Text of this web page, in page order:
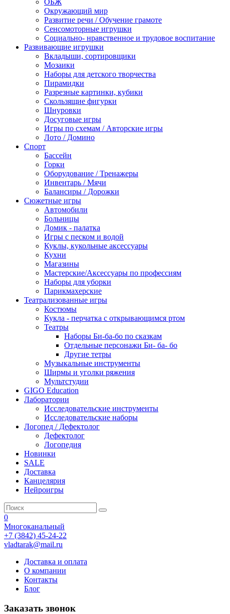
ОБЖ
Окружающий мир
Развитие речи / Обучение грамоте
Сенсомоторные игрушки
Социально- нравственное и трудовое воспитание
Развивающие игрушки
Вкладыши, сортировщики
Мозаики
Наборы для детского творчества
Пирамидки
Разрезные картинки, кубики
Скользящие фигурки
Шнуровки
Досуговые игры
Игры по схемам / Авторские игры
Лото / Домино
Спорт
Бассейн
Горки
Оборудование / Тренажеры
Инвентарь / Мячи
Балансиры / Дорожки
Сюжетные игры
Автомобили
Больницы
Домик - палатка
Игры с песком и водой
Куклы, кукольные аксессуары
Кухни
Магазины
Мастерские/Аксессуары по профессиям
Наборы для уборки
Парикмахерские
Театрализованные игры
Костюмы
Кукла - перчатка с открывающимся ртом
Театры
Наборы Би-ба-бо по сказкам
Отдельные персонажи Би- ба- бо
Другие тетры
Музыкальные инструменты
Ширмы и уголки ряжения
Мультстудии
GIGO Education
Лаборатории
Исследовательские инструменты
Исследовательские наборы
Логопед / Дефектолог
Дефектолог
Логопедия
Новинки
SALE
Доставка
Канцелярия
Нейроигры
0
Многоканальный
+7 (3842) 45-24-22
vladtarak@mail.ru
Доставка и оплата
О компании
Контакты
Блог
Заказать звонок